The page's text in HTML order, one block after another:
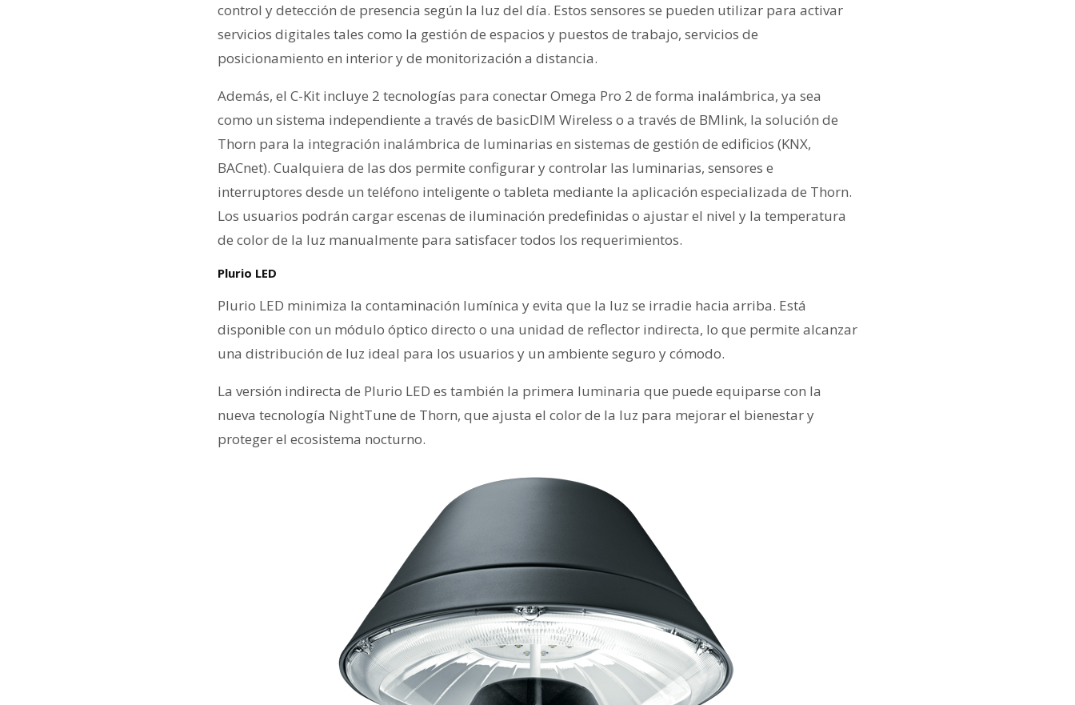
control y detección de presencia según la luz del día. Estos sensores se pueden utilizar para activar
servicios digitales tales como la gestión de espacios y puestos de trabajo, servicios de
posicionamiento en interior y de monitorización a distancia.
Además, el C-Kit incluye 2 tecnologías para conectar Omega Pro 2 de forma inalámbrica, ya sea
como un sistema independiente a través de basicDIM Wireless o a través de BMlink, la solución de
Thorn para la integración inalámbrica de luminarias en sistemas de gestión de edificios (KNX,
BACnet). Cualquiera de las dos permite configurar y controlar las luminarias, sensores e
interruptores desde un teléfono inteligente o tableta mediante la aplicación especializada de Thorn.
Los usuarios podrán cargar escenas de iluminación predefinidas o ajustar el nivel y la temperatura
de color de la luz manualmente para satisfacer todos los requerimientos.
Plurio LED
Plurio LED minimiza la contaminación lumínica y evita que la luz se irradie hacia arriba. Está
disponible con un módulo óptico directo o una unidad de reflector indirecta, lo que permite alcanzar
una distribución de luz ideal para los usuarios y un ambiente seguro y cómodo.
La versión indirecta de Plurio LED es también la primera luminaria que puede equiparse con la
nueva tecnología NightTune de Thorn, que ajusta el color de la luz para mejorar el bienestar y
proteger el ecosistema nocturno.